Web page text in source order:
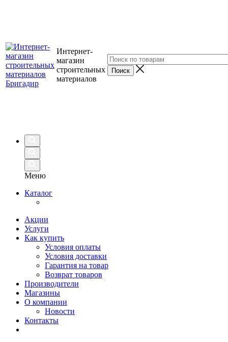
Интернет-
магазин
строительных
материалов
Меню
Каталог
Акции
Услуги
Как купить
Условия оплаты
Условия доставки
Гарантия на товар
Возврат товаров
Производители
Магазины
О компании
Новости
Контакты